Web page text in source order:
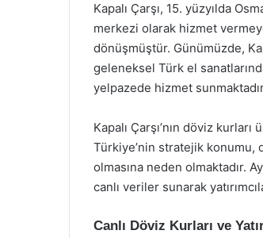
Kapalı Çarşı, 15. yüzyılda
merkezi olarak hizmet
dönüşmüştür. Günümüzde,
geleneksel Türk el
yelpazede hizmet
Kapalı Çarşı’nın döviz
Türkiye’nin stratejik
olmasına neden olmaktadır.
canlı veriler sunarak
Canlı Döviz Kurları ve